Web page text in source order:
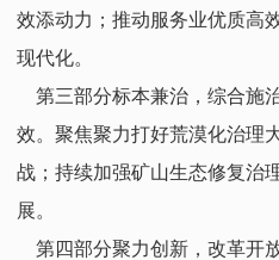
效添动力；推动服务业优质高
现代化。
第三部分标本兼治，综合施
效。聚焦聚力打好荒漠化治理
战；持续加强矿山生态修复治
展。
第四部分聚力创新，改革开